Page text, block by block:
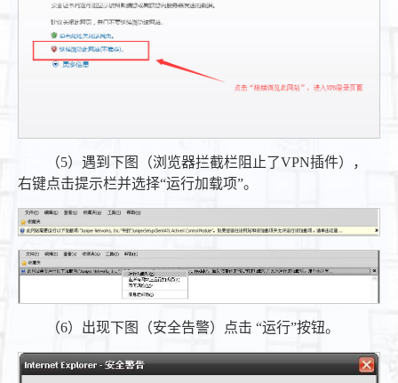
（5）遇到下图（浏览器拦截栏阻止了VPN插件），
右键点击提示栏并选择“运行加载项”。
（6）出现下图（安全告警）点击 “运行”按钮。